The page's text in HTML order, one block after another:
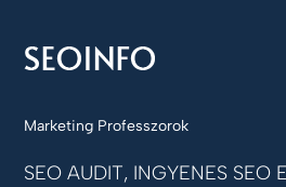
Marketing Professzorok
SEO AUDIT, INGYENES SEO